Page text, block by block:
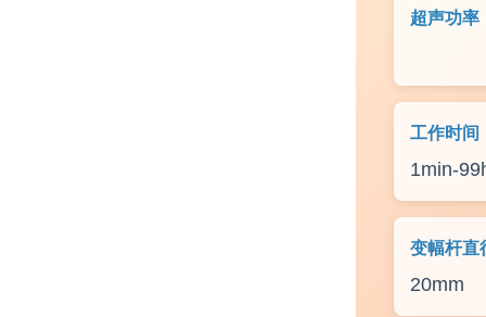
超声功率
工作时间
1min-
变幅杆直
20mm